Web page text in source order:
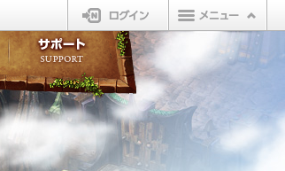
ログイン
ショップ
販売アイテム
ビューティーショップ
オープンマーケットサポート
不具合対応状況
アンケート